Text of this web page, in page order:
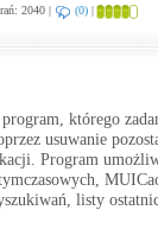
2040 | (0) |
którego
usuwanie
Program
listy